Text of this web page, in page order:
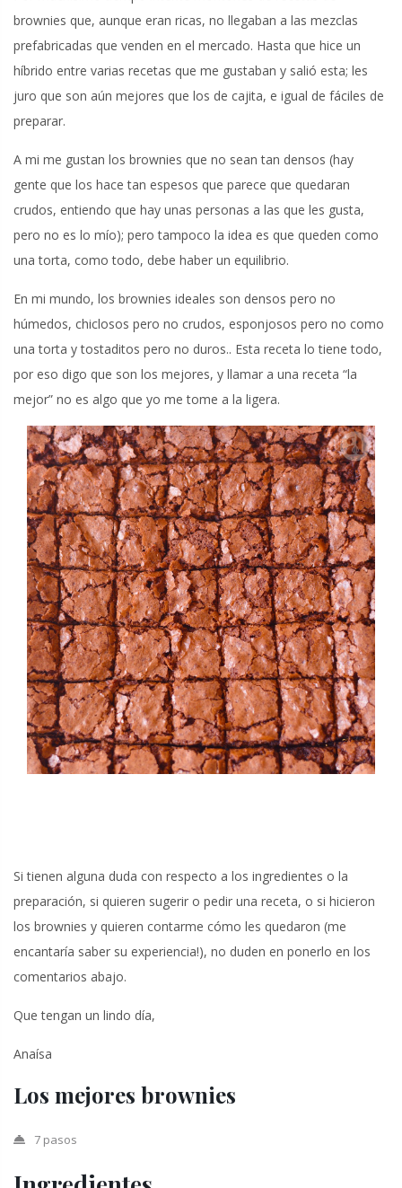
brownies que, aunque eran ricas, no llegaban a las mezclas
prefabricadas que venden en el mercado. Hasta que hice un
híbrido entre varias recetas que me gustaban y salió esta; les
juro que son aún mejores que los de cajita, e igual de fáciles de
preparar.
A mi me gustan los brownies que no sean tan densos (hay
gente que los hace tan espesos que parece que quedaran
crudos, entiendo que hay unas personas a las que les gusta,
pero no es lo mío); pero tampoco la idea es que queden como
una torta, como todo, debe haber un equilibrio.
En mi mundo, los brownies ideales son densos pero no
húmedos, chiclosos pero no crudos, esponjosos pero no como
una torta y tostaditos pero no duros.. Esta receta lo tiene todo,
por eso digo que son los mejores, y llamar a una receta “la
mejor” no es algo que yo me tome a la ligera.
Si tienen alguna duda con respecto a los ingredientes o la
preparación, si quieren sugerir o pedir una receta, o si hicieron
los brownies y quieren contarme cómo les quedaron (me
encantaría saber su experiencia!), no duden en ponerlo en los
comentarios abajo.
Que tengan un lindo día,
Anaísa
Los mejores brownies
7 pasos